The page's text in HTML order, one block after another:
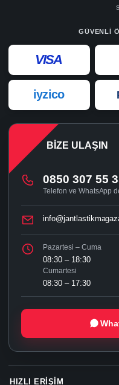
GÜVENLI
VISA
iyzico
HIZLI ERIŞIM
BIZE ULAŞIN
0850 307 55
Telefon ve WhatsApp
Pazartesi – Cuma
08:30 – 18:30
Cumartesi
08:30 – 17:30